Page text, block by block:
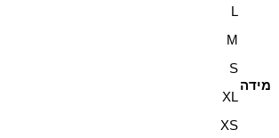
מידה
L
M
S
XL
XS